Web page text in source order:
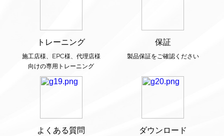
トレーニング
施工店様、EPC様、代理店様
向けの専用トレーニング
保証
製品保証をご確認ください
よくある質問 ダウンロード